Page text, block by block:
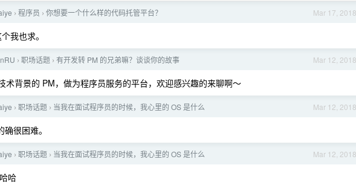
Mar 17, 2018
› 程序员 › 你想要一个什么样的代码托管平台？
我也求。
Mar 12, 2018
› 职场话题 › 有开发转 PM 的兄弟嘛？谈谈你的故事
术背景的 PM，做为程序员服务的平台，欢迎感兴趣的来聊啊～
Mar 12, 2018
› 职场话题 › 当我在面试程序员的时候，我心里的 OS 是什么
很困难。
Mar 12, 2018
› 职场话题 › 当我在面试程序员的时候，我心里的 OS 是什么
哈